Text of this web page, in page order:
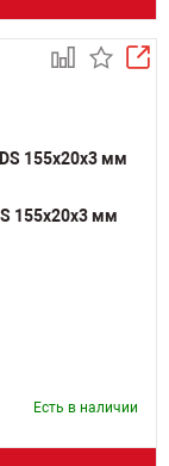
155х20х3 мм
Есть в наличии